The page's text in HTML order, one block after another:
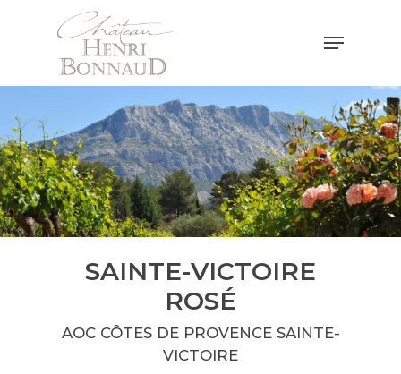
Hit enter to search or ESC to close
SAINTE-VICTOIRE
ROSÉ
AOC CÔTES DE PROVENCE SAINTE-
VICTOIRE